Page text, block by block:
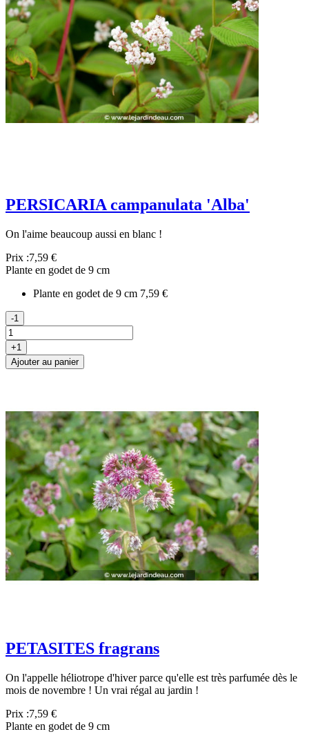
PERSICARIA campanulata 'Alba'
On l'aime beaucoup aussi en blanc !
Prix :7,59 €
Plante en godet de 9 cm
Plante en godet de 9 cm 7,59 €
-1
+1
Ajouter au panier
PETASITES fragrans
On l'appelle héliotrope d'hiver parce qu'elle est très parfumée dès le
mois de novembre ! Un vrai régal au jardin !
Prix :7,59 €
Plante en godet de 9 cm